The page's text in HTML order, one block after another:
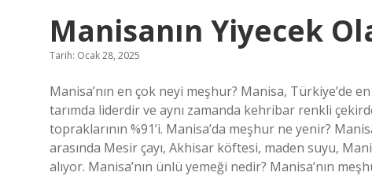
Manisanın Yiyecek
Tarih: Ocak 28, 2025
Manisa’nın en çok neyi meşhur? Manisa, Türkiye’de
tarımda liderdir ve aynı zamanda kehribar renkli
topraklarının %91’i. Manisa’da meşhur ne yenir?
arasında Mesir çayı, Akhisar köftesi, maden suyu,
alıyor. Manisa’nın ünlü yemeği nedir? Manisa’nın